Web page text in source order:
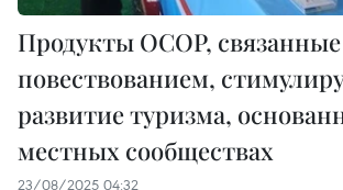
Продукты OCOP,
повествованием,
развитие туризма,
местных сообществах
23/08/2025 04:32